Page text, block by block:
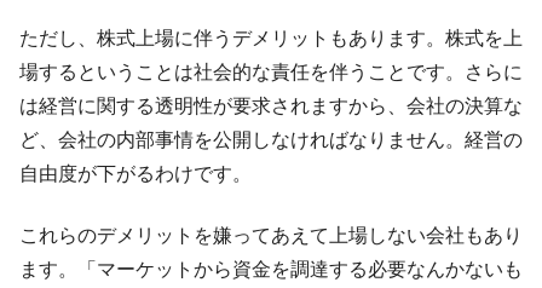
『Money1』
在韓米国大使スティールが着韓！⇒ さっそ
く空港に詰めかけ「出て行け！」「極右勢力」のプラカー
ドを掲げる「在韓反米勢力」
『Money1』
韓国政府「2035年までに18.4GW規模のAIデ
ータセンター整備」⇒ だから無理だってば。
ほぼ終わった」
『Money1』
韓国『国民年金公団』株価暴落で200兆蒸
ただし、株式上場に伴うデメリットもあります。株式を上
場するということは社会的な責任を伴うことです。さらに
は経営に関する透明性が要求されますから、会社の決算な
ど、会社の内部事情を公開しなければなりません。経営の
自由度が下がるわけです。
これらのデメリットを嫌ってあえて上場しない会社もあり
ます。「マーケットから資金を調達する必要なんかないも